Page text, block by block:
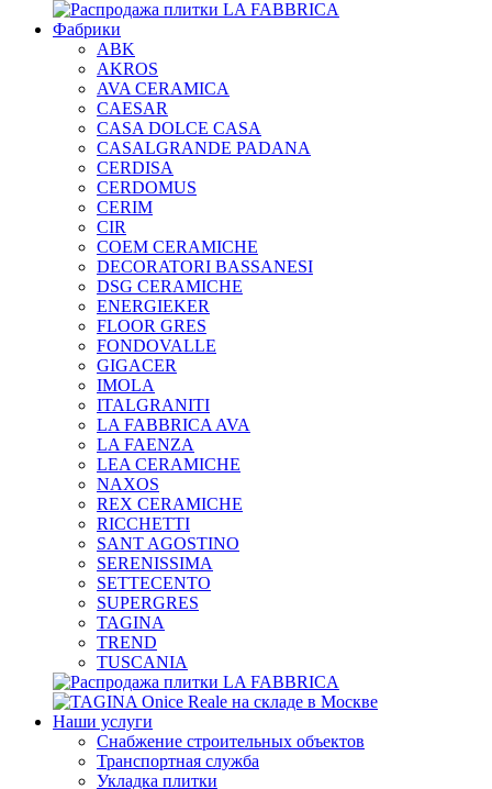
Фабрики
ABK
AKROS
AVA CERAMICA
CAESAR
CASA DOLCE CASA
CASALGRANDE PADANA
CERDISA
CERDOMUS
CERIM
CIR
COEM CERAMICHE
DECORATORI BASSANESI
DSG CERAMICHE
ENERGIEKER
FLOOR GRES
FONDOVALLE
GIGACER
IMOLA
ITALGRANITI
LA FABBRICA AVA
LA FAENZA
LEA CERAMICHE
NAXOS
REX CERAMICHE
RICCHETTI
SANT AGOSTINO
SERENISSIMA
SETTECENTO
SUPERGRES
TAGINA
TREND
TUSCANIA
Наши услуги
Снабжение строительных объектов
Транспортная служба
Укладка плитки